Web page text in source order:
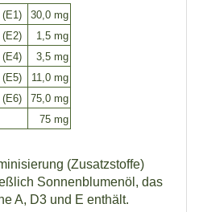
(E1)
30,0 mg
(E2)
1,5 mg
(E4)
3,5 mg
(E5)
11,0 mg
(E6)
75,0 mg
75 mg
(Zusatzstoffe)
Sonnenblumenöl, das
A, D3 und E enthält.